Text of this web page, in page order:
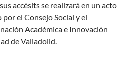
accésits se realizará en un acto
el Consejo Social y el
Académica e Innovación
de Valladolid.